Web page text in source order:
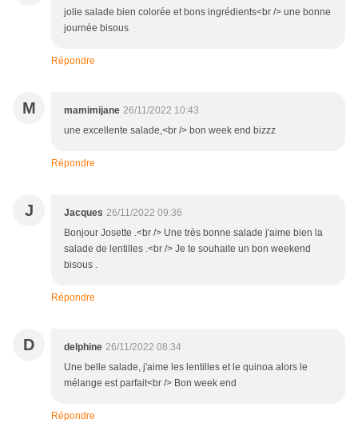
jolie salade bien colorée et bons ingrédients<br /> une bonne
journée bisous
Répondre
M mamimijane 26/11/2022 10:43
une excellente salade,<br /> bon week end bizzz
Répondre
J Jacques 26/11/2022 09:36
Bonjour Josette .<br /> Une très bonne salade j'aime bien la
salade de lentilles .<br /> Je te souhaite un bon weekend
bisous .
Répondre
D delphine 26/11/2022 08:34
Une belle salade, j'aime les lentilles et le quinoa alors le
mélange est parfait<br /> Bon week end
Répondre